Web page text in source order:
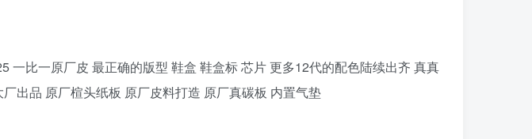
一比一原厂皮 最正确的版型 鞋盒 鞋盒标 芯片 更多12代的配色陆续出齐 真真
出品 原厂楦头纸板 原厂皮料打造 原厂真碳板 内置气垫